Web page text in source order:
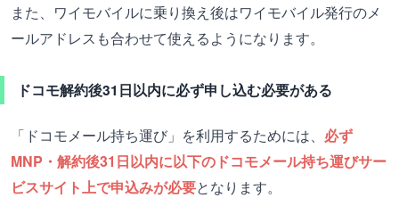
また、ワイモバイルに乗り換え後はワイモバイル発行のメ
ールアドレスも合わせて使えるようになります。
ドコモ解約後31日以内に必ず申し込む必要がある
「ドコモメール持ち運び」を利用するためには、 必ず
MNP・解約後31日以内に以下のドコモメール持ち運びサー
ビスサイト上で申込みが必要となります。